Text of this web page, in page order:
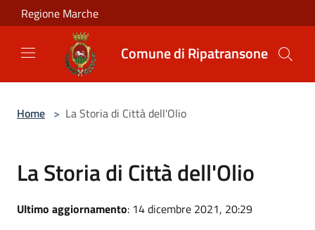
Salta al contenuto principale
Regione Marche
Comune di Ripatransone
Home > La Storia di Città dell'Olio
La Storia di Città dell'Olio
Ultimo aggiornamento: 14 dicembre 2021, 20:29